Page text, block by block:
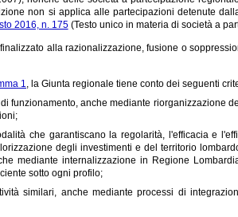
non si applica alle partecipazioni detenute
2016, n. 175(Testo unico in materia di società a
alla razionalizzazione, fusione o
1, la Giunta regionale tiene conto dei seguenti
funzionamento, anche mediante riorganizzazione
che garantiscano la regolarità, l'efficacia e
degli investimenti e del territorio
mediante internalizzazione in Regione
sotto ogni profilo;
similari, anche mediante processi di